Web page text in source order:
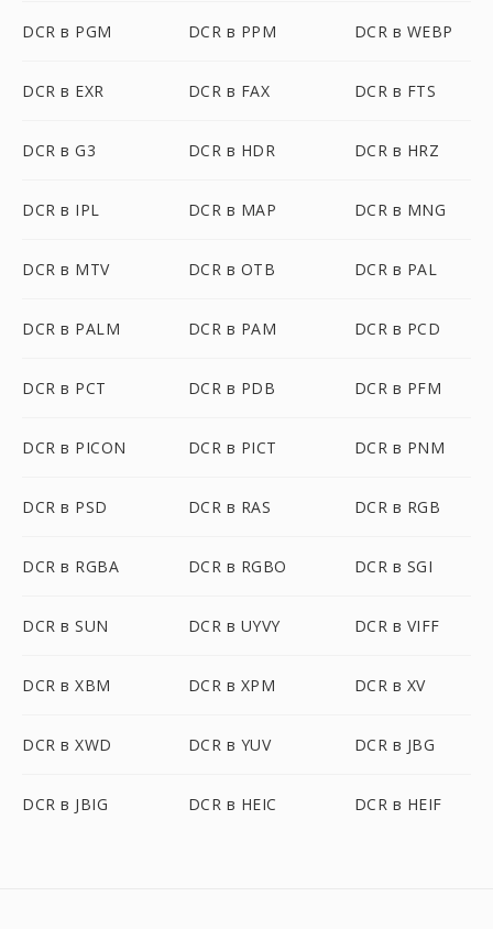
DCR в PGM DCR в PPM DCR в WEBP
DCR в EXR DCR в FAX DCR в FTS
DCR в G3 DCR в HDR DCR в HRZ
DCR в IPL DCR в MAP DCR в MNG
DCR в MTV DCR в OTB DCR в PAL
DCR в PALM DCR в PAM DCR в PCD
DCR в PCT DCR в PDB DCR в PFM
DCR в PICON DCR в PICT DCR в PNM
DCR в PSD DCR в RAS DCR в RGB
DCR в RGBA DCR в RGBO DCR в SGI
DCR в SUN DCR в UYVY DCR в VIFF
DCR в XBM DCR в XPM DCR в XV
DCR в XWD DCR в YUV DCR в JBG
DCR в JBIG DCR в HEIC DCR в HEIF